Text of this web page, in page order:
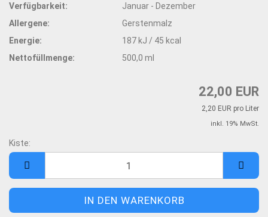
Verfügbarkeit:
Januar - Dezember
Allergene:
Gerstenmalz
Energie:
187 kJ / 45 kcal
Nettofüllmenge:
500,0 ml
22,00 EUR
2,20 EUR pro Liter
inkl. 19% MwSt.
Kiste:
Kiste